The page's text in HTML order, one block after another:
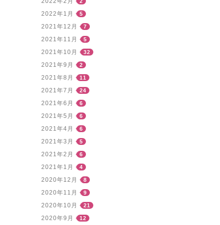
2022年1月 5
2021年12月 7
2021年11月 5
2021年10月 32
2021年9月 2
2021年8月 11
2021年7月 24
2021年6月 6
2021年5月 6
2021年4月 6
2021年3月 5
2021年2月 6
2021年1月 4
2020年12月 8
2020年11月 9
2020年10月 21
2020年9月 12